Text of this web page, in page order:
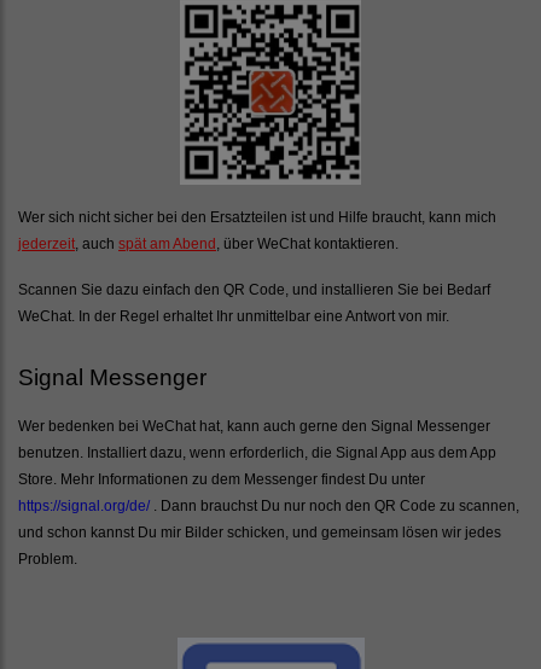
Wer sich nicht sicher bei den Ersatzteilen ist und Hilfe braucht, kann mich
jederzeit , auch spät am Abend , über WeChat kontaktieren.
Scannen Sie dazu einfach den QR Code, und installieren Sie bei Bedarf
WeChat. In der Regel erhaltet Ihr unmittelbar eine Antwort von mir.
Signal Messenger
Wer bedenken bei WeChat hat, kann auch gerne den Signal Messenger
benutzen. Installiert dazu, wenn erforderlich, die Signal App aus dem App
Store. Mehr Informationen zu dem Messenger findest Du unter
https://signal.org/de/ . Dann brauchst Du nur noch den QR Code zu scannen,
und schon kannst Du mir Bilder schicken, und gemeinsam lösen wir jedes
Problem.